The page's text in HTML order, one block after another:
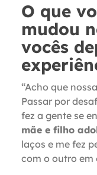
O que
mudou
vocês
“Acho que
Passar por
fez a gente se
mãe e filho
laços e me fez
com o outro em